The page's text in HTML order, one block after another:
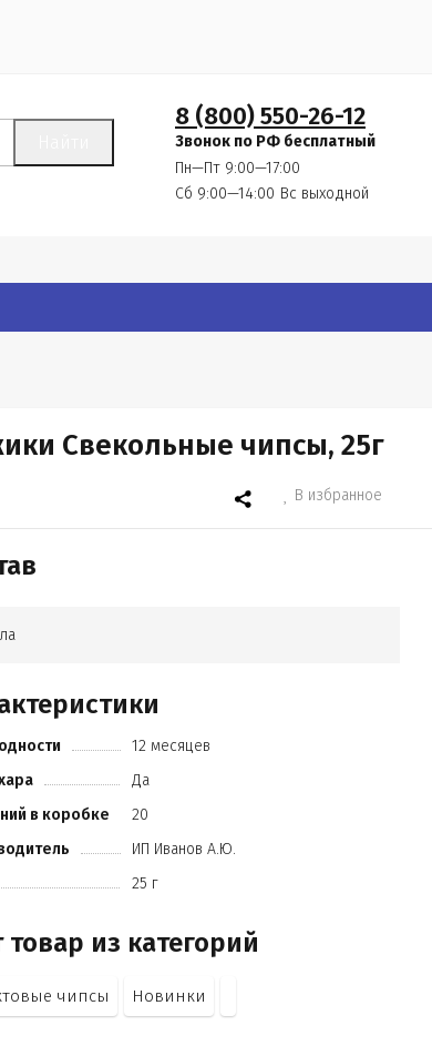
8 (800) 550-26-12
Звонок по РФ бесплатный
Пн—Пт 9:00—17:00
Сб 9:00—14:00 Вс выходной
Свекольные чипсы, 25г
В избранное
12 месяцев
Да
в коробке
20
ИП Иванов А.Ю.
25 г
товар из категорий
чипсы Новинки